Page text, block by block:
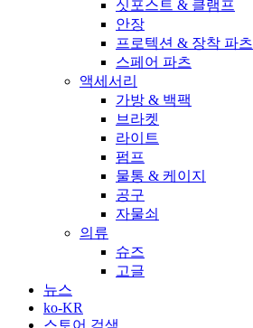
싯포스트 & 클램프
안장
프로텍션 & 장착 파츠
스페어 파츠
액세서리
가방 & 백팩
브라켓
라이트
펌프
물통 & 케이지
공구
자물쇠
의류
슈즈
고글
뉴스
ko-KR
스토어 검색